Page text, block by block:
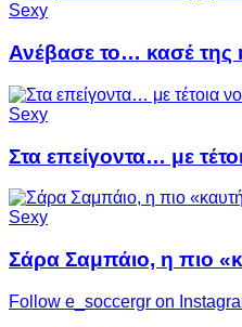
Sexy
Ανέβασε το… κασέ
Sexy
Στα επείγοντα… με
Sexy
Σάρα Σαμπάιο, η πιο
Follow e_soccergr on